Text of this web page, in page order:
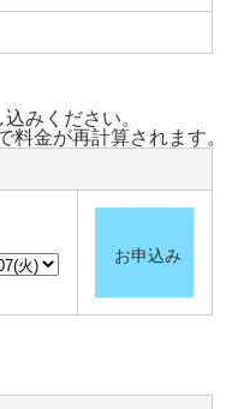
みください。
料金が再計算されます。
お申込み